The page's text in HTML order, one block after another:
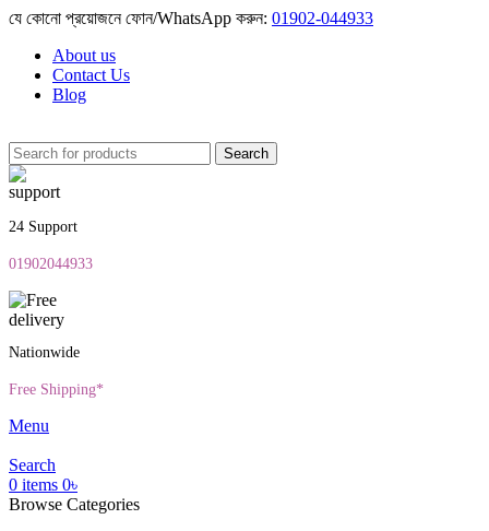
যে কোনো প্রয়োজনে ফোন/WhatsApp করুন: 01902-044933
About us
Contact Us
Blog
Search
24 Support
01902044933
Nationwide
Free Shipping*
Menu
Search
0 items 0৳
Browse Categories